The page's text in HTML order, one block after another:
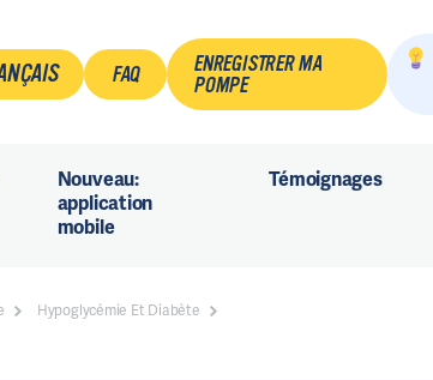
FAQ
ENREGISTRER MA
POMPE
Nouveau:
application
mobile
Témoignages
Hypoglycémie Et Diabète